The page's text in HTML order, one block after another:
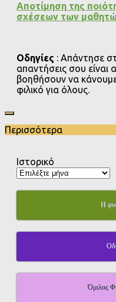
Αποτίμηση της
σχέσεων των
Οδηγίες : Απάντησε
απαντήσεις σου είναι
βοηθήσουν να
φιλικό για όλους.
Περισσότερα
Ιστορικό
Η
Όμιλος